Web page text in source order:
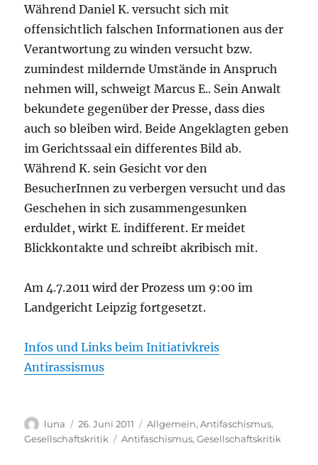
Während Daniel K. versucht sich mit
offensichtlich falschen Informationen aus der
Verantwortung zu winden versucht bzw.
zumindest mildernde Umstände in Anspruch
nehmen will, schweigt Marcus E.. Sein Anwalt
bekundete gegenüber der Presse, dass dies
auch so bleiben wird. Beide Angeklagten geben
im Gerichtssaal ein differentes Bild ab.
Während K. sein Gesicht vor den
BesucherInnen zu verbergen versucht und das
Geschehen in sich zusammengesunken
erduldet, wirkt E. indifferent. Er meidet
Blickkontakte und schreibt akribisch mit.
Am 4.7.2011 wird der Prozess um 9:00 im
Landgericht Leipzig fortgesetzt.
Infos und Links beim Initiativkreis
Antirassismus
Autor
luna
Veröffentlicht
am
26. Juni 2011 Kategorien
Allgemein,Antifaschismus,
Gesellschaftskritik
Schlagwörter
Antifaschismus,Gesellschaftskritik